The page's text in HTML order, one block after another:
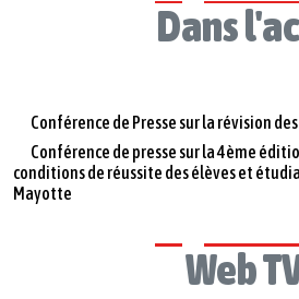
Dans
Conférence de Presse sur la révision
Conférence de presse sur la 4ème
conditions de réussite des élèves et
Mayotte
Web